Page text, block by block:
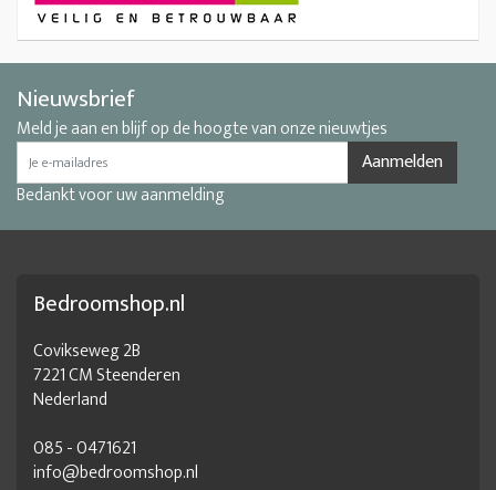
Nieuwsbrief
Meld je aan en blijf op de hoogte van onze nieuwtjes
Aanmelden
Bedankt voor uw aanmelding
Bedroomshop.nl
Covikseweg 2B
7221 CM Steenderen
Nederland
085 - 0471621
info@bedroomshop.nl